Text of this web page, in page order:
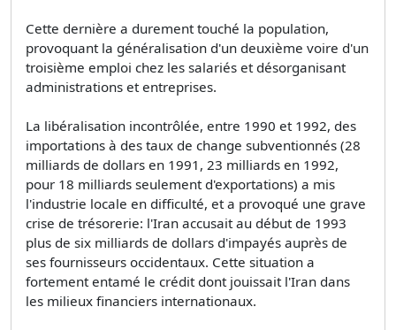
Cette dernière a durement touché la population,
provoquant la généralisation d'un deuxième voire d'un
troisième emploi chez les salariés et désorganisant
administrations et entreprises.
La libéralisation incontrôlée, entre 1990 et 1992, des
importations à des taux de change subventionnés (28
milliards de dollars en 1991, 23 milliards en 1992,
pour 18 milliards seulement d'exportations) a mis
l'industrie locale en difficulté, et a provoqué une grave
crise de trésorerie: l'Iran accusait au début de 1993
plus de six milliards de dollars d'impayés auprès de
ses fournisseurs occidentaux. Cette situation a
fortement entamé le crédit dont jouissait l'Iran dans
les milieux financiers internationaux.